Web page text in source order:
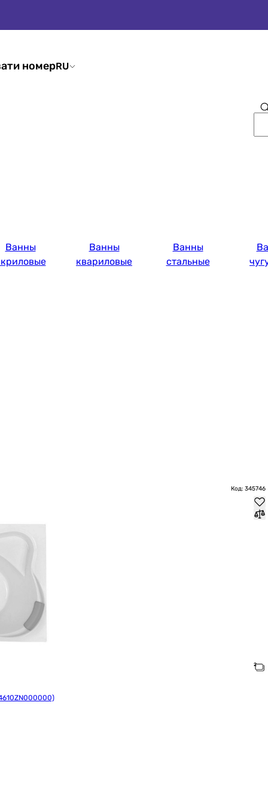
номерRU
Ванны
Ванны
квариловые
Ванны
стальные
Код: 345746